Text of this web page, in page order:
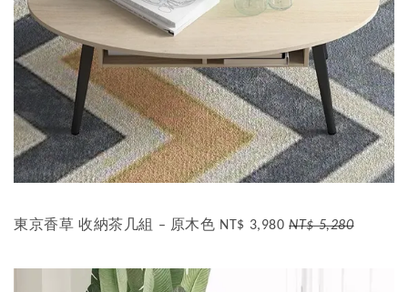
東京香草 收納茶几組 – 原木色 NT$ 3,980NT$ 5,280